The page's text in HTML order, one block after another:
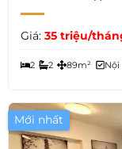
Giá: 35 triệu/
2 2 89m² Nội
Mới nhất Giá Tốt